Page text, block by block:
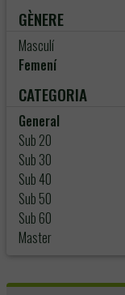
GÈNERE
Masculí
Femení
CATEGORIA
General
Sub 20
Sub 30
Sub 40
Sub 50
Sub 60
Master